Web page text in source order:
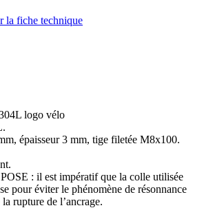
la fiche technique
logo vélo
épaisseur 3 mm, tige filetée M8x100.
: il est impératif que la colle utilisée
pour éviter le phénomène de résonnance
rupture de l’ancrage.